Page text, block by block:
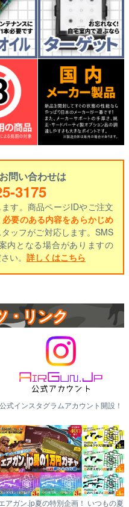
問い合わせは
3175
す。商品ページIDやご注文
要のある内容をあらかじめ
ッフがご対応します。SMS
内となる場合がありますの
い。 詳しくはこちら
・リンク
公式インスタグラムアカウント開設！
アガン.jp夏の特別企画！ いつもの夏